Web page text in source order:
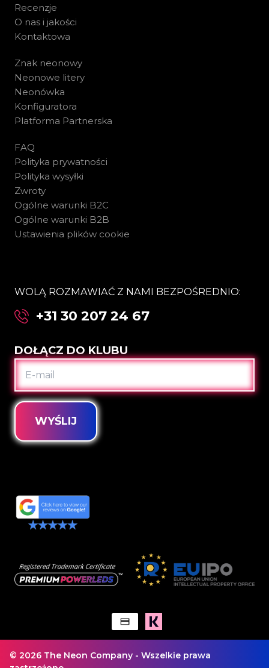
Recenzje
O nas i jakości
Kontaktowa
Znak neonowy
Neonowe litery
Neonówka
Konfiguratora
Platforma Partnerska
FAQ
Polityka prywatności
Polityka wysyłki
Zwroty
Ogólne warunki B2C
Ogólne warunki B2B
Ustawienia plików cookie
WOLĄ ROZMAWIAĆ Z NAMI BEZPOŚREDNIO:
+31 30 207 24 67
DOŁĄCZ DO KLUBU
E-
MAIL
WYŚLIJ
© 2026 The Neon Company - Wszelkie prawa